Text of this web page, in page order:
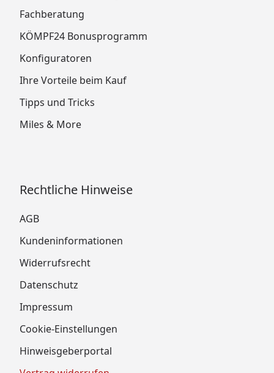
Fachberatung
KÖMPF24 Bonusprogramm
Konfiguratoren
Ihre Vorteile beim Kauf
Tipps und Tricks
Miles & More
Rechtliche Hinweise
AGB
Kundeninformationen
Widerrufsrecht
Datenschutz
Impressum
Cookie-Einstellungen
Hinweisgeberportal